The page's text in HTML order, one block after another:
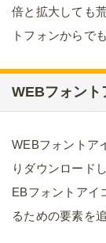
倍と拡大しても
トフォンからで
WEBフォント
WEBフォントア
りダウンロード
EBフォントアイ
るための要素を